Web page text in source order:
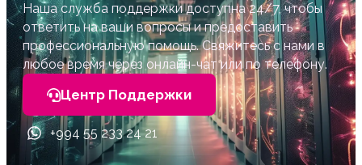
Наша служба поддержки доступна 24/7, чтобы
ответить на ваши вопросы и предоставить
профессиональную помощь. Свяжитесь с нами в
любое время через онлайн-чат или по телефону.
Центр Поддержки
+994 55 233 24 21